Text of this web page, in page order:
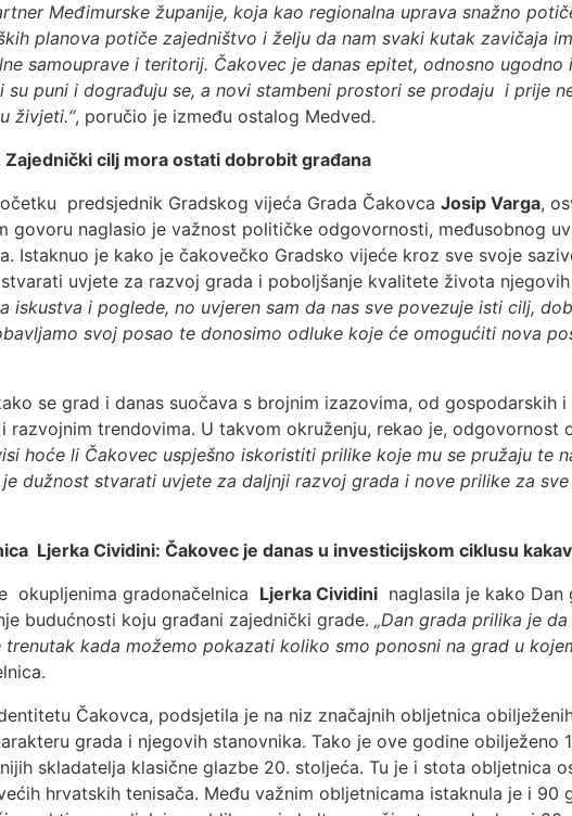
Međimurske županije, koja kao regionalna uprava snažno
planova potiče zajedništvo i želju da nam svaki kutak zavičaja
samouprave i teritorij. Čakovec je danas epitet, odnosno
su puni i dograđuju se, a novi stambeni prostori se prodaju i prije
živjeti.“, poručio je između ostalog Medved.
Zajednički cilj mora ostati dobrobit građana
predsjednik Gradskog vijeća Grada Čakovca Josip Varga,
govoru naglasio je važnost političke odgovornosti, međusobnog
Istaknuo je kako je čakovečko Gradsko vijeće kroz sve svoje
uvjete za razvoj grada i poboljšanje kvalitete života
iskustva i poglede, no uvjeren sam da nas sve povezuje isti cilj,
svoj posao te donosimo odluke koje će omogućiti nova
se grad i danas suočava s brojnim izazovima, od
razvojnim trendovima. U takvom okruženju, rekao je, odgovornost
hoće li Čakovec uspješno iskoristiti prilike koje mu se pružaju
dužnost stvarati uvjete za daljnji razvoj grada i nove prilike za
Ljerka Cividini: Čakovec je danas u investicijskom ciklusu
okupljenima gradonačelnica Ljerka Cividini naglasila je kako
budućnosti koju građani zajednički grade. „Dan grada prilika je
trenutak kada možemo pokazati koliko smo ponosni na grad u
Čakovca, podsjetila je na niz značajnih obljetnica
grada i njegovih stanovnika. Tako je ove godine
skladatelja klasične glazbe 20. stoljeća. Tu je i stota obljetnica
hrvatskih tenisača. Među važnim obljetnicama istaknula je i